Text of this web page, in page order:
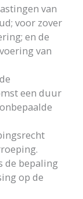
van
voor zover
en de
van
een duur
de bepaling
op de